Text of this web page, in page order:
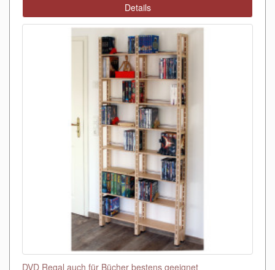
Details
DVD Regal auch für Bücher bestens geeignet